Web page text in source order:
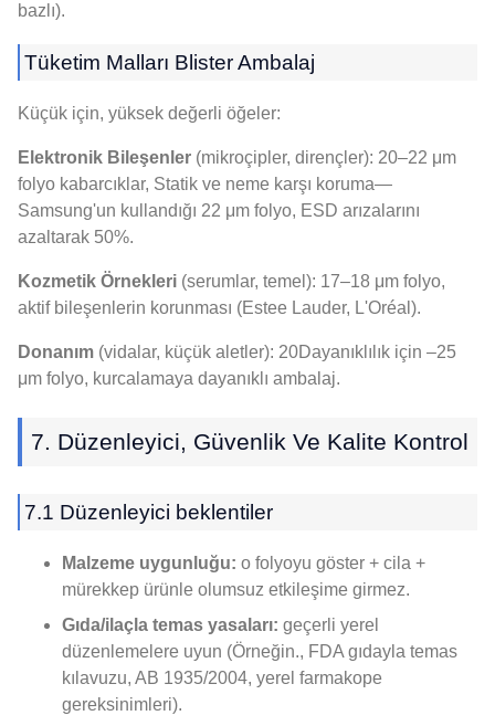
bazlı).
Tüketim Malları Blister Ambalaj
Küçük için, yüksek değerli öğeler:
Elektronik Bileşenler (mikroçipler, dirençler): 20–22 μm
folyo kabarcıklar, Statik ve neme karşı koruma—
Samsung'un kullandığı 22 μm folyo, ESD arızalarını
azaltarak 50%.
Kozmetik Örnekleri (serumlar, temel): 17–18 μm folyo,
aktif bileşenlerin korunması (Estee Lauder, L'Oréal).
Donanım (vidalar, küçük aletler): 20Dayanıklılık için –25
μm folyo, kurcalamaya dayanıklı ambalaj.
7. Düzenleyici, Güvenlik Ve Kalite Kontrol
7.1 Düzenleyici beklentiler
Malzeme uygunluğu: o folyoyu göster + cila +
mürekkep ürünle olumsuz etkileşime girmez.
Gıda/ilaçla temas yasaları: geçerli yerel
düzenlemelere uyun (Örneğin., FDA gıdayla temas
kılavuzu, AB 1935/2004, yerel farmakope
gereksinimleri).